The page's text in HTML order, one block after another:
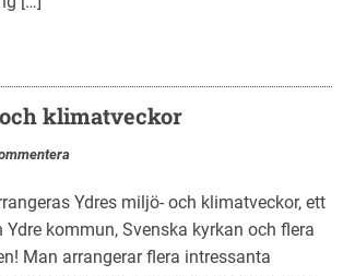
klimatveckor
Ydres miljö- och klimatveckor, ett
kommun, Svenska kyrkan och flera
Man arrangerar flera intressanta